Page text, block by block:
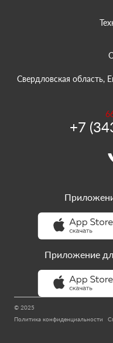
Свердловская область,
+7
© 2025
Политика конфиденциальности
Приложение